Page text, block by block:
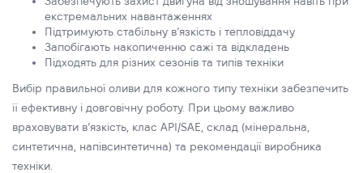
екстремальних навантаженнях
Підтримують стабільну в’язкість і тепловіддачу
Запобігають накопиченню сажі та відкладень
Підходять для різних сезонів та типів техніки
Вибір правильної оливи для кожного типу техніки забезпечить
її ефективну і довговічну роботу. При цьому важливо
враховувати в’язкість, клас API/SAE, склад (мінеральна,
синтетична, напівсинтетична) та рекомендації виробника
техніки.